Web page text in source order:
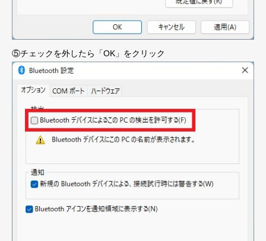
⑤チェックを外したら「OK」をクリック